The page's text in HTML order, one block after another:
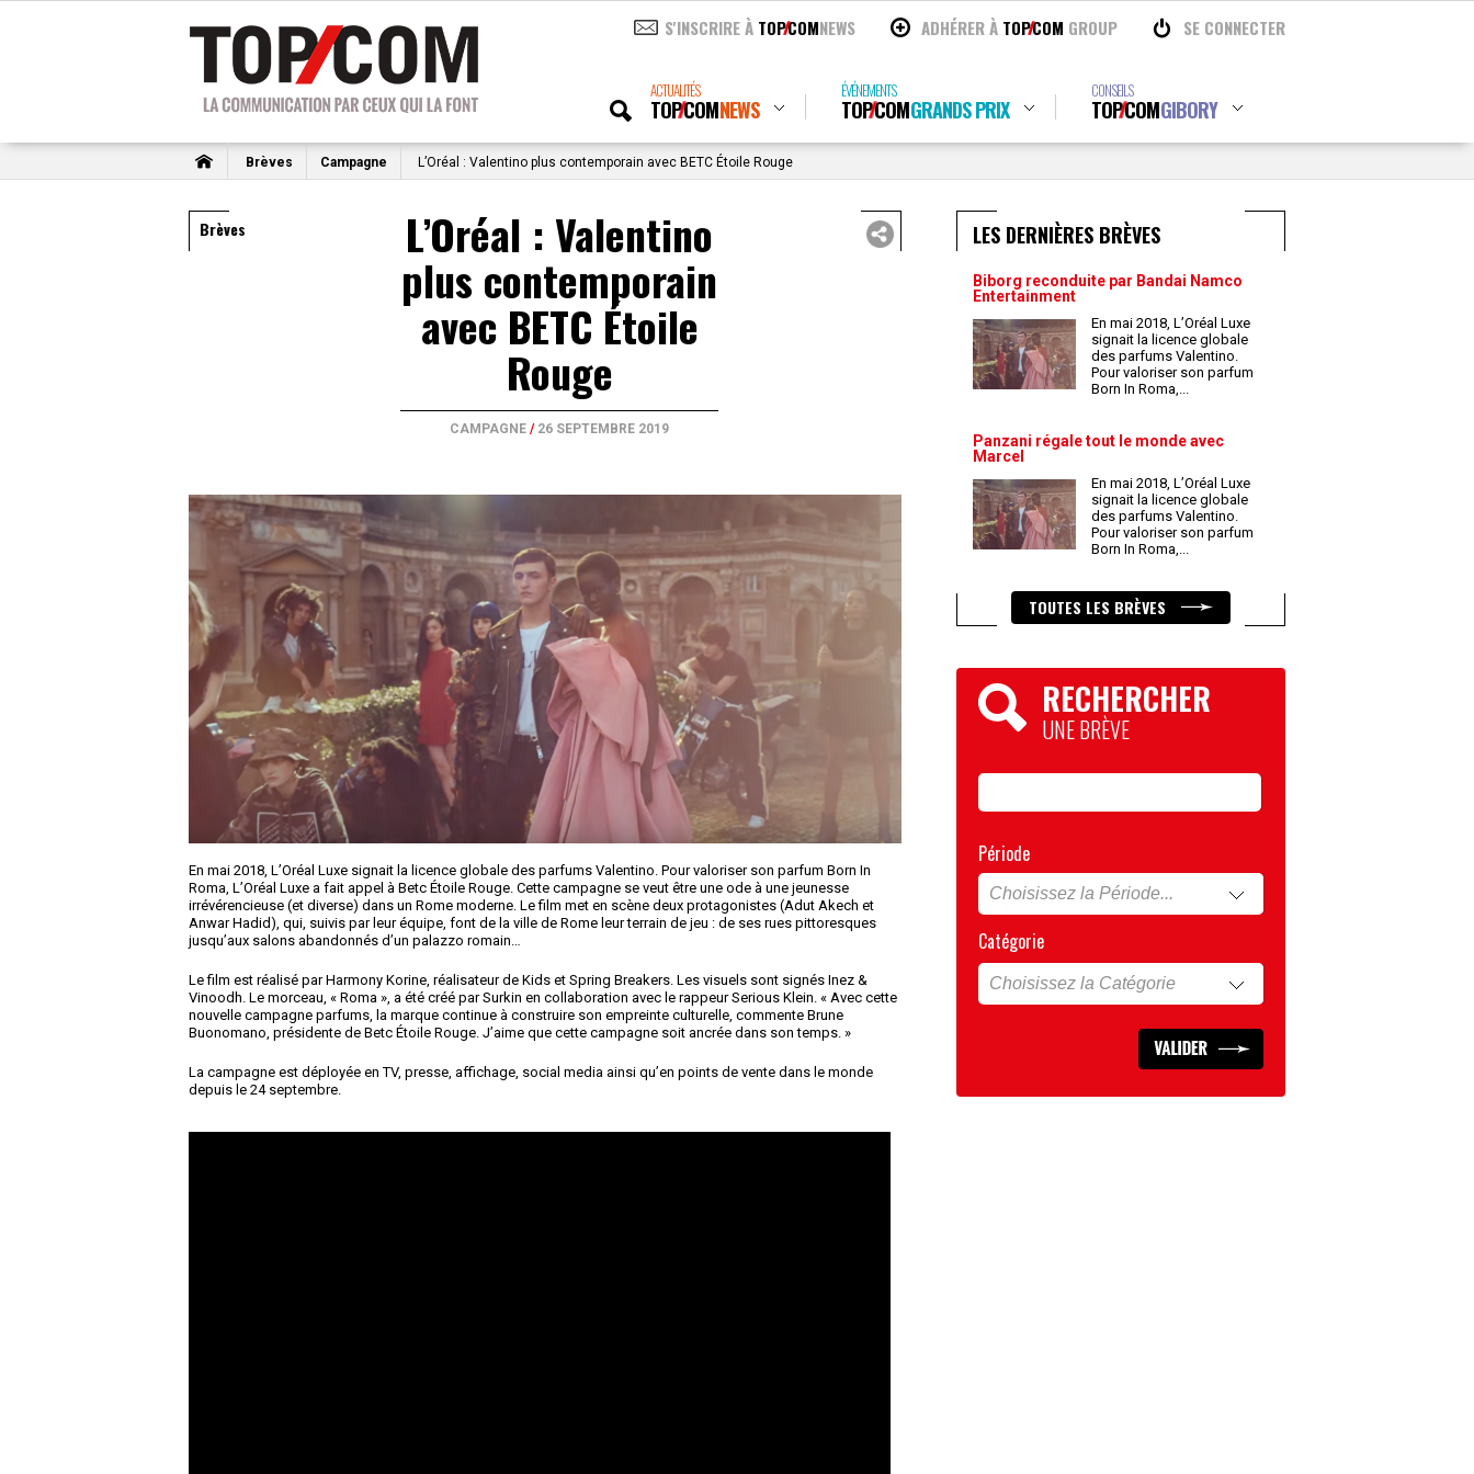
S'INSCRIRE À TOPCOMNEWS ADHÉRER À TOPCOM GROUP SE CONNECTER
ACTUALITÉS
TOPCOMNEWS
ÉVÉNEMENTS
TOPCOMGRANDS PRIX
CONSEILS
TOPCOMGIBORY
Brèves Campagne L’Oréal : Valentino plus contemporain avec BETC Étoile Rouge
Brèves L’Oréal : Valentino
plus contemporain
avec BETC Étoile
Rouge
CAMPAGNE / 26 SEPTEMBRE 2019
En mai 2018, L’Oréal Luxe signait la licence globale des parfums Valentino. Pour valoriser son parfum Born In
Roma, L’Oréal Luxe a fait appel à Betc Étoile Rouge. Cette campagne se veut être une ode à une jeunesse
irrévérencieuse (et diverse) dans un Rome moderne. Le film met en scène deux protagonistes (Adut Akech et
Anwar Hadid), qui, suivis par leur équipe, font de la ville de Rome leur terrain de jeu : de ses rues pittoresques
jusqu’aux salons abandonnés d’un palazzo romain…
Le film est réalisé par Harmony Korine, réalisateur de Kids et Spring Breakers. Les visuels sont signés Inez &
Vinoodh. Le morceau, « Roma », a été créé par Surkin en collaboration avec le rappeur Serious Klein. « Avec cette
nouvelle campagne parfums, la marque continue à construire son empreinte culturelle, commente Brune
Buonomano, présidente de Betc Étoile Rouge. J’aime que cette campagne soit ancrée dans son temps. »
La campagne est déployée en TV, presse, affichage, social media ainsi qu’en points de vente dans le monde
depuis le 24 septembre.
LES DERNIÈRES BRÈVES
Biborg reconduite par Bandai Namco
Entertainment
En mai 2018, L’Oréal Luxe
signait la licence globale
des parfums Valentino.
Pour valoriser son parfum
Born In Roma,...
Panzani régale tout le monde avec
Marcel
En mai 2018, L’Oréal Luxe
signait la licence globale
des parfums Valentino.
Pour valoriser son parfum
Born In Roma,...
TOUTES LES BRÈVES
RECHERCHER
UNE BRÈVE
Période
Catégorie